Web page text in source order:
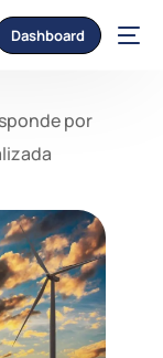
Dashboard
por